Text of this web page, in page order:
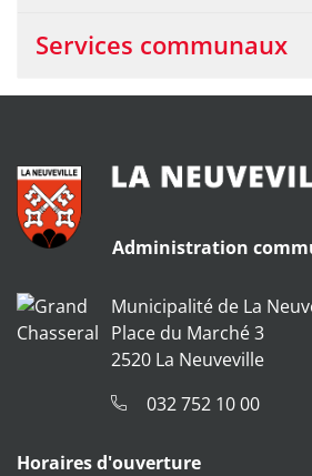
Services communaux
Administration
Municipalité de La
Place du Marché 3
2520 La Neuveville
032 752 10 00
Horaires d'ouverture